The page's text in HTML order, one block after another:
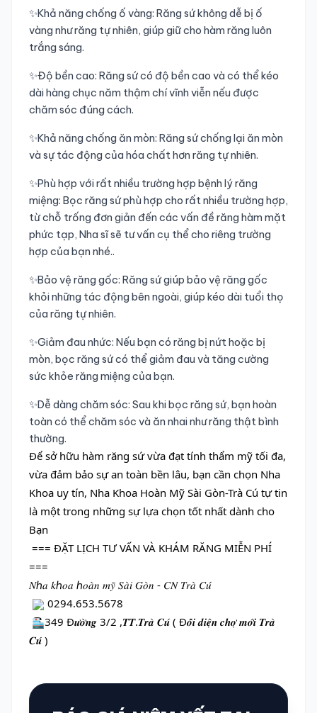
✨Khả năng chống ố vàng: Răng sứ không dễ bị ố
vàng như răng tự nhiên, giúp giữ cho hàm răng luôn
trắng sáng.
✨Độ bền cao: Răng sứ có độ bền cao và có thể kéo
dài hàng chục năm thậm chí vĩnh viễn nếu được
chăm sóc đúng cách.
✨Khả năng chống ăn mòn: Răng sứ chống lại ăn mòn
và sự tác động của hóa chất hơn răng tự nhiên.
✨Phù hợp với rất nhiều trường hợp bệnh lý răng
miệng: Bọc răng sứ phù hợp cho rất nhiều trường hợp,
từ chỗ trống đơn giản đến các vấn đề răng hàm mặt
phức tạp, Nha sĩ sẽ tư vấn cụ thể cho riêng trường
hợp của bạn nhé..
✨Bảo vệ răng gốc: Răng sứ giúp bảo vệ răng gốc
khỏi những tác động bên ngoài, giúp kéo dài tuổi thọ
của răng tự nhiên.
✨Giảm đau nhức: Nếu bạn có răng bị nứt hoặc bị
mòn, bọc răng sứ có thể giảm đau và tăng cường
sức khỏe răng miệng của bạn.
✨Dễ dàng chăm sóc: Sau khi bọc răng sứ, bạn hoàn
toàn có thể chăm sóc và ăn nhai như răng thật bình
thường.
Để sở hữu hàm răng sứ vừa đạt tính thẩm mỹ tối đa,
vừa đảm bảo sự an toàn bền lâu, bạn cần chọn Nha
Khoa uy tín, Nha Khoa Hoàn Mỹ Sài Gòn-Trà Cú tự tin
là một trong những sự lựa chọn tốt nhất dành cho
Bạn
===
𝑁ℎ𝑎 𝑘ℎ𝑜𝑎 ℎ𝑜𝑎̀𝑛 𝑚𝑦̃ 𝑆𝑎̀𝑖 𝐺𝑜̀𝑛 - 𝐶𝑁 𝑇𝑟𝑎̀ 𝐶𝑢́
0294.653.5678
349 Đ𝒖̛𝒐̛̀𝒏𝒈 3/2 ,𝑻𝑻.𝑻𝒓𝒂̀ 𝑪𝒖́ ( Đ𝒐̂́𝒊 𝒅𝒊𝒆̣̂𝒏 𝒄𝒉𝒐̛̣ 𝒎𝒐̛́𝒊 𝑻𝒓𝒂̀
𝑪𝒖́ )